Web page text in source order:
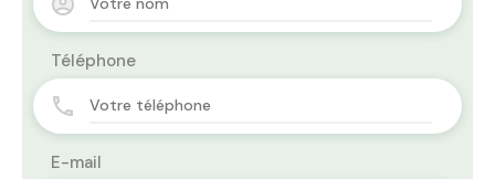
Téléphone
E-mail